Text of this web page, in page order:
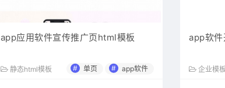
app应用软件宣传推广页html模板
静态html模板 # 单页 # app软件
app软件
企业模板